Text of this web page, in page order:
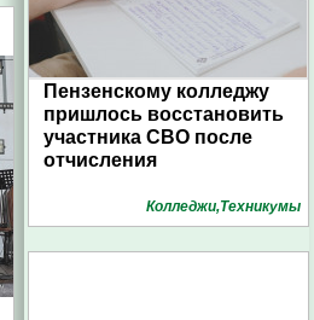
Пензенскому колледжу
пришлось восстановить
участника СВО после
отчисления
Колледжи,Техникумы